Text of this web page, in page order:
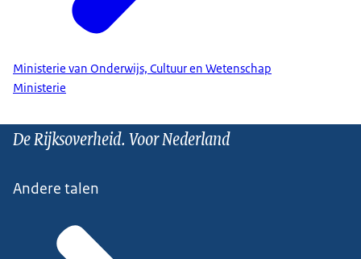
Ministerie van Onderwijs, Cultuur en Wetenschap
Ministerie
De Rijksoverheid. Voor Nederland
Andere talen